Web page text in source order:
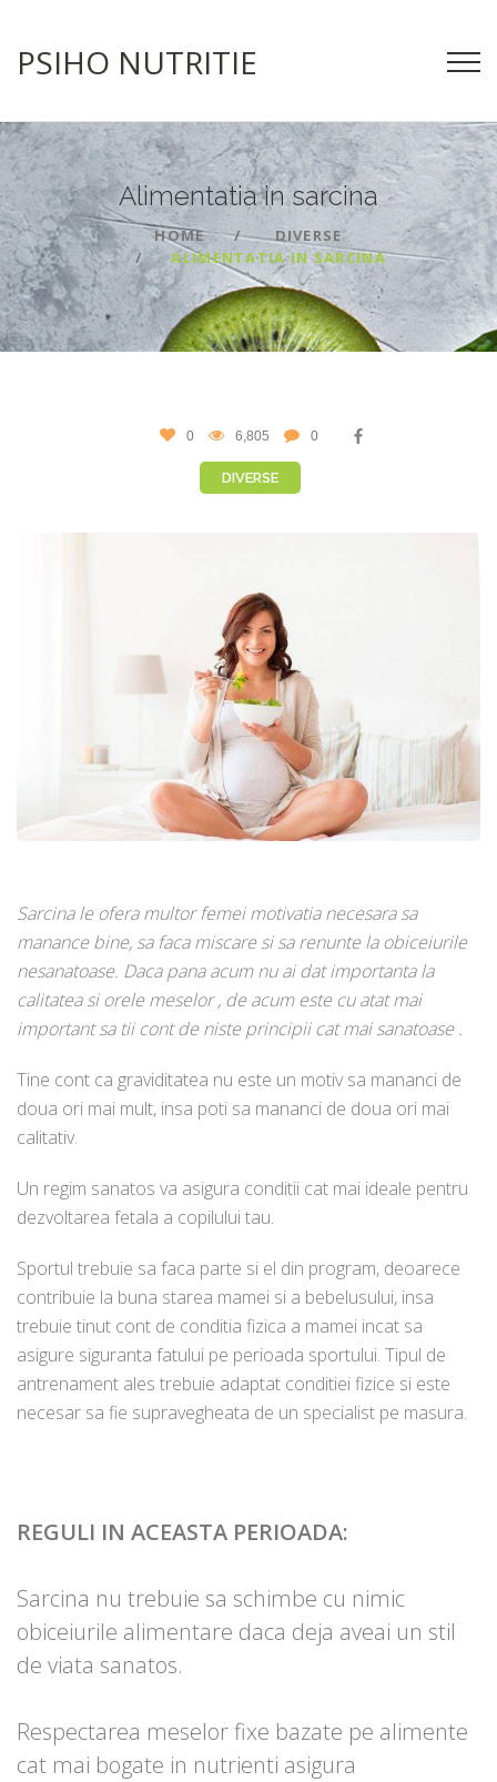
PSIHO NUTRITIE
Alimentatia insarcina
HOME
DIVERSE
ALIMENTATIA IN SARCINA
0 6,805 0
DIVERSE
Sarcina le ofera multor femei motivatia necesara sa
manance bine, sa faca miscare si sa renunte la obiceiurile
nesanatoase. Daca pana acum nu ai dat importanta la
calitatea si orele meselor , de acum este cu atat mai
important sa tii cont de niste principii cat mai sanatoase .
Tine cont ca graviditatea nu este un motiv sa mananci de
doua ori mai mult, insa poti sa mananci de doua ori mai
calitativ.
Un regim sanatos va asigura conditii cat mai ideale pentru
dezvoltarea fetala a copilului tau.
Sportul trebuie sa faca parte si el din program, deoarece
contribuie la buna starea mamei si a bebelusului, insa
trebuie tinut cont de conditia fizica a mamei incat sa
asigure siguranta fatului pe perioada sportului. Tipul de
antrenament ales trebuie adaptat conditiei fizice si este
necesar sa fie supravegheata de un specialist pe masura.
REGULI IN ACEASTA PERIOADA:
Sarcina nu trebuie sa schimbe cu nimic
obiceiurile alimentare daca deja aveai un stil
de viata sanatos.
Respectarea meselor fixe bazate pe alimente
cat mai bogate in nutrienti asigura